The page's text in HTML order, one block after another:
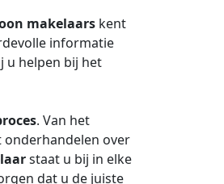
makelaars kent
informatie
u helpen bij het
. Van het
onderhandelen over
staat u bij in elke
dat u de juiste